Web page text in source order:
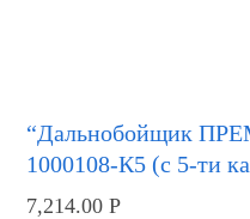
“Дальнобойщик
1000108-К5 (с 5-ти
7,214.00Р